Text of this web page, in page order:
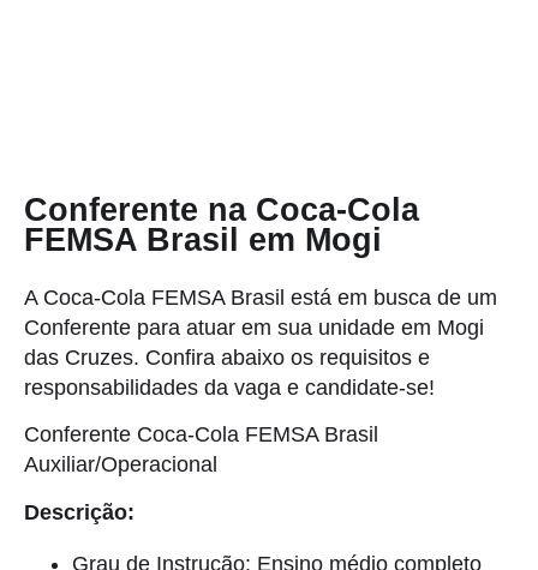
Conferente na Coca-Cola
FEMSA Brasil em Mogi
A Coca-Cola FEMSA Brasil está em busca de um
Conferente para atuar em sua unidade em Mogi
das Cruzes. Confira abaixo os requisitos e
responsabilidades da vaga e candidate-se!
Conferente Coca-Cola FEMSA Brasil
Auxiliar/Operacional
Descrição:
Grau de Instrução: Ensino médio completo